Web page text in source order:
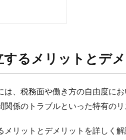
するメリットとデ
は、税務面や働き方の自由度に
係のトラブルといった特有のリ
リットとデメリットを詳しく解